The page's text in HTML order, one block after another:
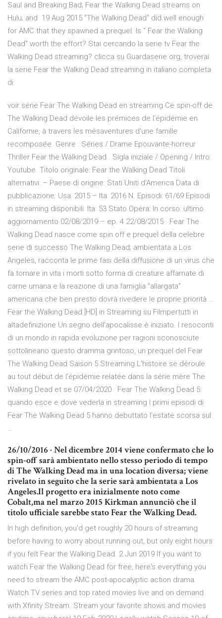
Saul and Breaking Bad; Fear the Walking Dead streams on
Hulu; and 19 Aug 2015 "The Walking Dead" did well enough
for AMC that they spawned a prequel. Is " Fear the Walking
Dead" worth the effort? Stai cercando la serie tv Fear the
Walking Dead streaming? clicca su Guardaserie.org, troverai
la serie Fear the Walking Dead streaming in italiano completa
di
voir série Fear The Walking Dead en streaming Ce spin-off de
The Walking Dead dévoile les prémices de l’épidémie en
Californie, à travers les mésaventures d'une famille
recomposée. Genre : Séries / Drame Epouvante-horreur
Thriller Fear the Walking Dead . Sigla iniziale / Opening / Intro:
Youtube. Titolo originale: Fear the Walking Dead Titoli
alternativi: – Paese di origine: Stati Uniti d’America Data di
pubblicazione: Usa: 2015 – Ita: 2016 N. Episodi: 61/69 Episodi
in streaming disponibili: Ita: 53 Stato Opera: In corso: ultimo
aggiornamento 02/08/2019 – ep. 4 22/08/2015 · Fear The
Walking Dead nasce come spin off e prequel della celebre
serie di successo The Walking Dead; ambientata a Los
Angeles, racconta le prime fasi della diffusione di un virus che
fa tornare in vita i morti sotto forma di creature affamate di
carne umana e la reazione di una famiglia “allargata”
americana che ben presto dovrà rivedere le proprie priorità …
Fear the Walking Dead [HD] in Streaming su Filmpertutti in
altadefinizione Un segno dell'apocalisse è iniziato. I resoconti
di un mondo in rapida evoluzione per ragioni sconosciute
sottolineano questo dramma grintoso, un prequel del Fear
The Walking Dead Saison 5 Streaming L'histoire se déroule
au tout début de l'épidémie relatée dans la série mère The
Walking Dead et se 07/04/2020 · Fear The Walking Dead 5:
quando esce e dove vederla in streaming I primi episodi di
Fear The Walking Dead 5 hanno debuttato l’estate scorsa sul
…
26/10/2016 · Nel dicembre 2014 viene confermato che lo
spin-off sarà ambientato nello stesso periodo di tempo
di The Walking Dead ma in una location diversa; viene
rivelato in seguito che la serie sarà ambientata a Los
Angeles.Il progetto era inizialmente noto come
Cobalt,ma nel marzo 2015 Kirkman annunciò che il
titolo ufficiale sarebbe stato Fear the Walking Dead.
In high definition, you'd get roughly 20 hours of streaming
before having to worry about running out, but only eight hours
if you felt Fear the Walking Dead. 2 Jun 2019 If you want to
watch Fear the Walking Dead for free, here's everything you
need to stream the AMC post-apocalyptic action drama.
Watch TV series and top rated movies live and on demand
with Xfinity Stream. Stream your favorite shows and movies